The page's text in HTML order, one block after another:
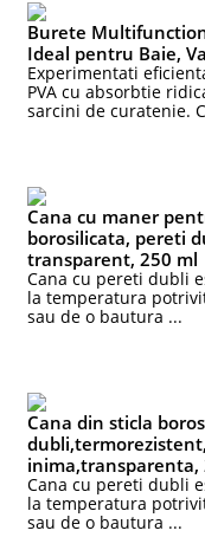
Burete
Ideal pentru Baie,
Experimentati
PVA cu absorbtie
sarcini de curatenie.
Cana cu maner
borosilicata, pereti
transparent, 250 ml
Cana cu pereti dubli
la temperatura
sau de o bautura ...
Cana din sticla
inima,transparenta,
Cana cu pereti dubli
la temperatura
sau de o bautura ...